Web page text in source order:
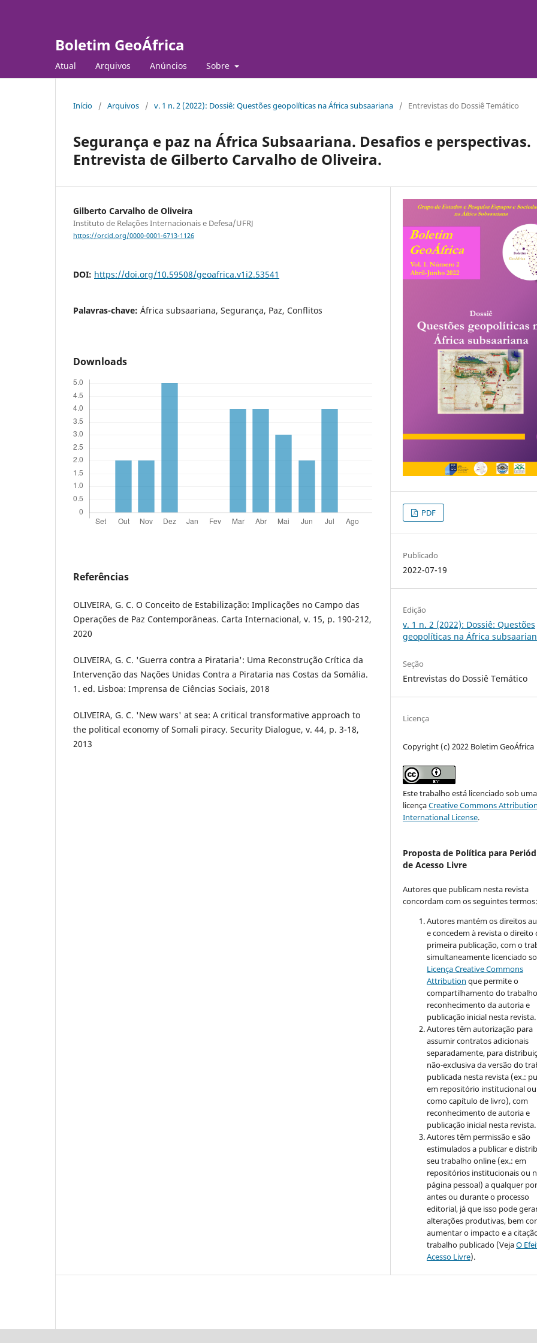
Boletim GeoÁfrica
Atual Arquivos Anúncios Sobre
Início / Arquivos / v. 1 n. 2 (2022): Dossiê: Questões geopolíticas na África subsaariana / Entrevistas do Dossiê Temático
Segurança e paz na África Subsaariana. Desafios e perspectivas.
Entrevista de Gilberto Carvalho de Oliveira.
Gilberto Carvalho de Oliveira
Instituto de Relações Internacionais e Defesa/UFRJ
https://orcid.org/0000-0001-6713-1126
DOI: https://doi.org/10.59508/geoafrica.v1i2.53541
Palavras-chave: África subsaariana, Segurança, Paz, Conflitos
Downloads
Referências
OLIVEIRA, G. C. O Conceito de Estabilização: Implicações no Campo das
Operações de Paz Contemporâneas. Carta Internacional, v. 15, p. 190-212,
2020
OLIVEIRA, G. C. 'Guerra contra a Pirataria': Uma Reconstrução Crítica da
Intervenção das Nações Unidas Contra a Pirataria nas Costas da Somália.
1. ed. Lisboa: Imprensa de Ciências Sociais, 2018
OLIVEIRA, G. C. 'New wars' at sea: A critical transformative approach to
the political economy of Somali piracy. Security Dialogue, v. 44, p. 3-18,
2013
PDF
Publicado
2022-07-19
Edição
v. 1 n. 2 (2022): Dossiê: Questões
geopolíticas na África
Seção
Entrevistas do Dossiê Temático
Licença
Copyright (c) 2022 Boletim GeoÁfrica
Este trabalho está licenciado sob uma
licençaCreative Commons
International License.
Proposta de Política para
de Acesso Livre
Autores que publicam nesta revista
concordam com os seguintes termos:
Autores mantém os direitos
e concedem à revista o direito
primeira publicação, com o
simultaneamente licenciado
Licença Creative Commons
Attribution que permite o
compartilhamento do
reconhecimento da autoria e
publicação inicial nesta revista.
Autores têm autorização para
assumir contratos adicionais
separadamente, para
não-exclusiva da versão do
publicada nesta revista (ex.:
em repositório institucional ou
como capítulo de livro), com
reconhecimento de autoria e
publicação inicial nesta revista.
Autores têm permissão e são
estimulados a publicar e
seu trabalho online (ex.: em
repositórios institucionais ou
página pessoal) a qualquer
antes ou durante o processo
editorial, já que isso pode
alterações produtivas, bem
aumentar o impacto e a
trabalho publicado (VejaO
Acesso Livre).